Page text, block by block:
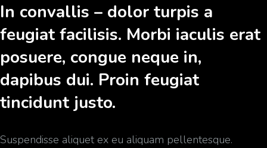
In convallis – dolor turpis a
feugiat facilisis. Morbi iaculis erat
posuere, congue neque in,
dapibus dui. Proin feugiat
tincidunt justo.
Suspendisse aliquet ex eu aliquam pellentesque.